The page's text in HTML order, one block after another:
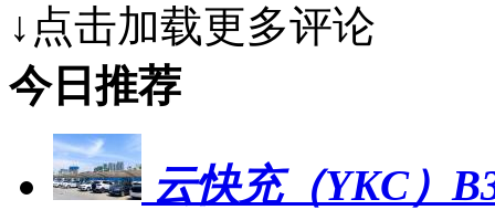
↓点击加载更多评论
今日推荐
云快充（YKC）